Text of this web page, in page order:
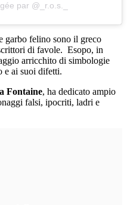
par @_r.o.s._
garbo felino sono il greco
di favole. Esopo, in
arricchito di simbologie
e ai suoi difetti.
Fontaine, ha dedicato ampio
falsi, ipocriti, ladri e